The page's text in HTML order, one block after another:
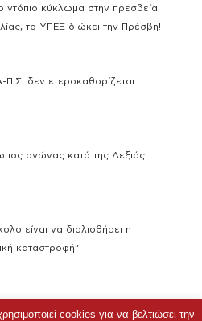
ντόπιο κύκλωμα στην πρεσβεία
το ΥΠΕΞ διώκει την Πρέσβη!
δεν ετεροκαθορίζεται
αγώνας κατά της Δεξιάς
είναι να διολισθήσει η
καταστροφή”
cookies για να βελτιώσει την